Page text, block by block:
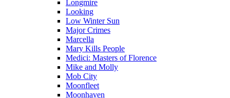
Longmire
Looking
Low Winter Sun
Major Crimes
Marcella
Mary Kills People
Medici: Masters of Florence
Mike and Molly
Mob City
Moonfleet
Moonhaven